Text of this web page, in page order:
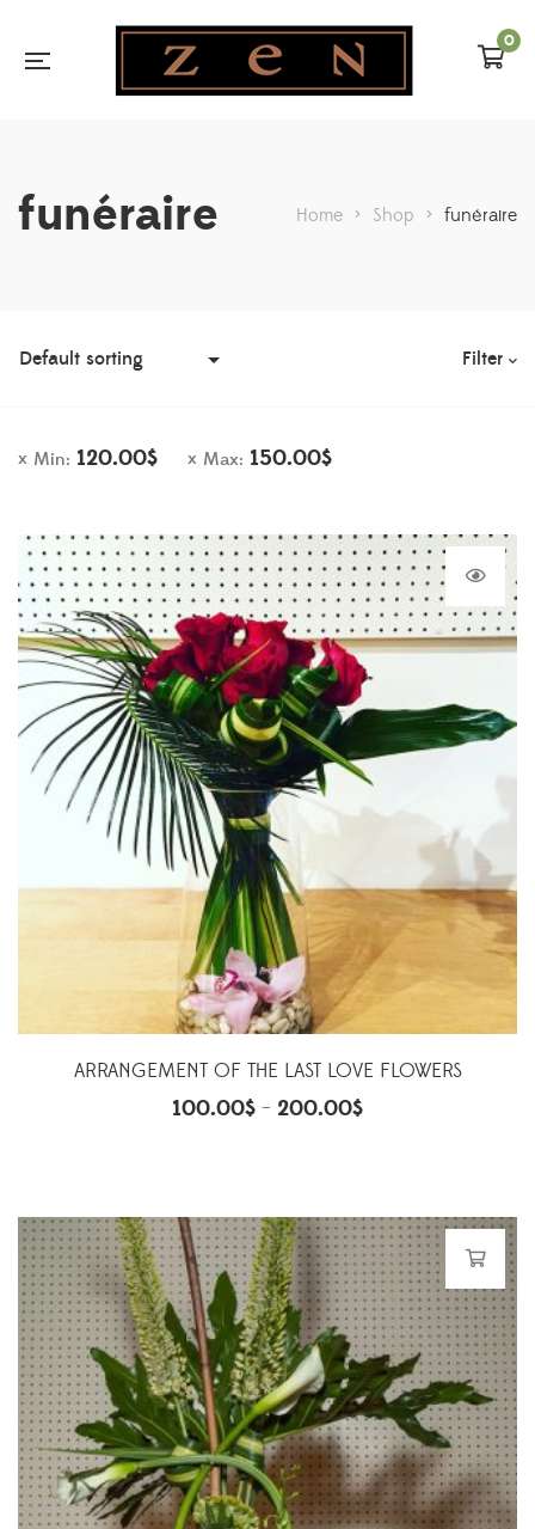
0
funéraire Home > Shop > funéraire
Filter
Min: 120.00$ Max: 150.00$
ARRANGEMENT OF THE LAST LOVE FLOWERS
100.00$ – 200.00$